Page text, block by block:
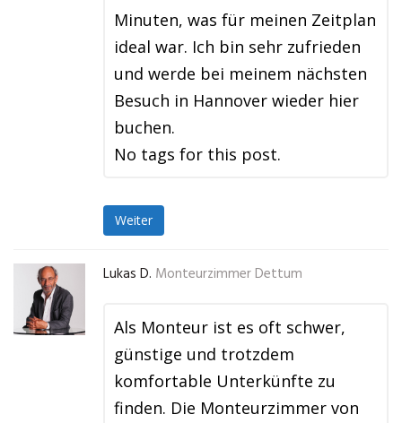
Minuten, was für meinen Zeitplan
ideal war. Ich bin sehr zufrieden
und werde bei meinem nächsten
Besuch in Hannover wieder hier
buchen.
No tags for this post.
Weiter
Lukas D. Monteurzimmer Dettum
Als Monteur ist es oft schwer,
günstige und trotzdem
komfortable Unterkünfte zu
finden. Die Monteurzimmer von